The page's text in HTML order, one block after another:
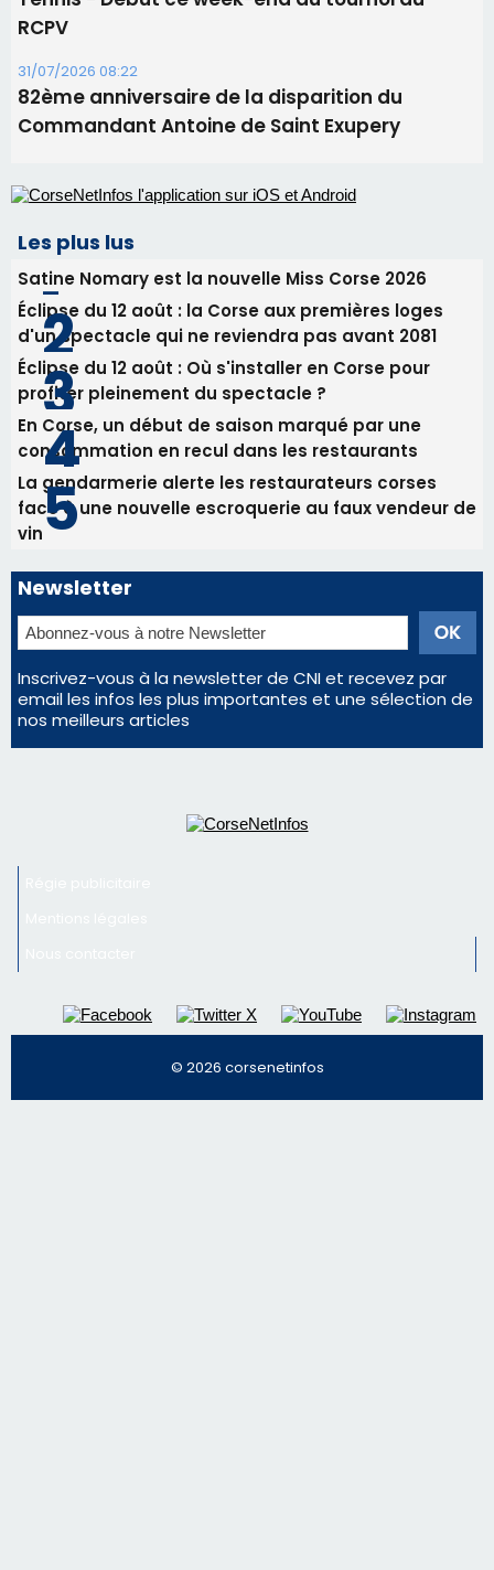
RCPV
31/07/2026 08:22
82ème anniversaire de la disparition du
Commandant Antoine de Saint Exupery
Les plus lus
Satine Nomary est la nouvelle Miss Corse 2026
Éclipse du 12 août : la Corse aux premières loges
d'un spectacle qui ne reviendra pas avant 2081
Éclipse du 12 août : Où s'installer en Corse pour
profiter pleinement du spectacle ?
En Corse, un début de saison marqué par une
consommation en recul dans les restaurants
La gendarmerie alerte les restaurateurs corses
face à une nouvelle escroquerie au faux vendeur de
vin
Newsletter
Inscrivez-vous à la newsletter de CNI et recevez par
email les infos les plus importantes et une sélection de
nos meilleurs articles
© 2026 corsenetinfos